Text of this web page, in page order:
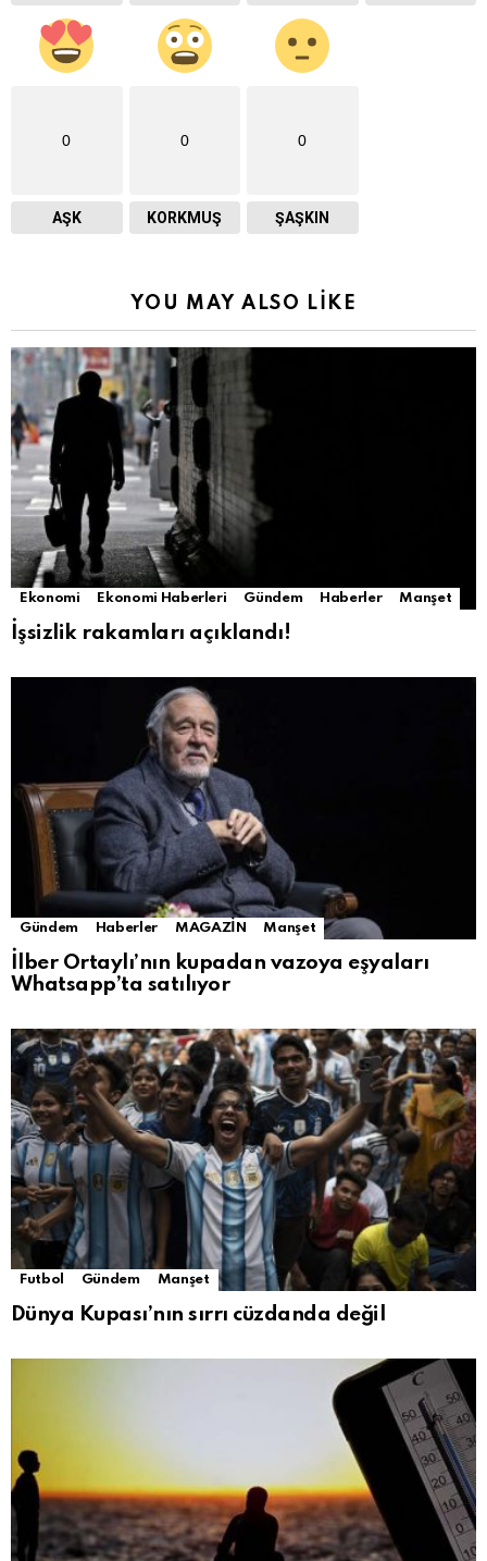
0
AŞK
0
KORKMUŞ
0
ŞAŞKIN
YOU MAY ALSO LIKE
Ekonomi Ekonomi Haberleri Gündem Haberler Manşet
İşsizlik rakamları açıklandı!
Gündem Haberler MAGAZİN Manşet
İlber Ortaylı’nın kupadan vazoya eşyaları
Whatsapp’ta satılıyor
Futbol Gündem Manşet
Dünya Kupası’nın sırrı cüzdanda değil